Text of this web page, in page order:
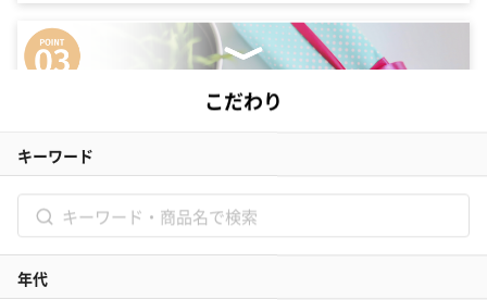
最短翌日お届け
名入れや豊富なラッピング、そのまま渡せる完璧な装飾を たくさん選
そんなタンプのお手軽さをぜひご体感ください。